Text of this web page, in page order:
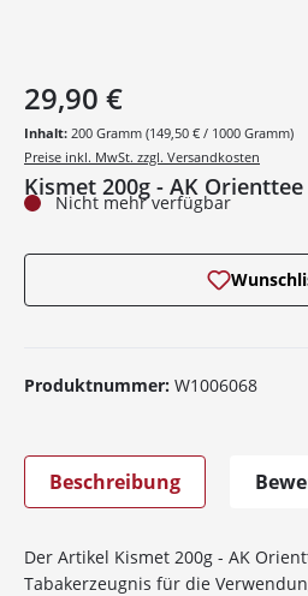
Kismet 200g - AK Orienttee
29,90 €
Inhalt: 200 Gramm (149,50 € / 1000 Gramm)
Preise inkl. MwSt. zzgl. Versandkosten
Nicht mehr verfügbar
Produktnummer: W1006068
Beschreibung
Der Artikel Kismet 200g - AK
Tabakerzeugnis für die